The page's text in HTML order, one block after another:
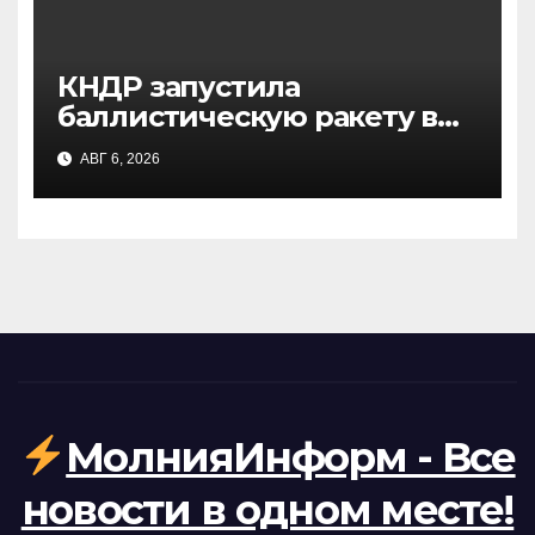
КНДР запустила
баллистическую ракету в
сторону Японского моря:
реакция Сеула и Токио
АВГ 6, 2026
МолнияИнформ - Все
новости в одном месте!